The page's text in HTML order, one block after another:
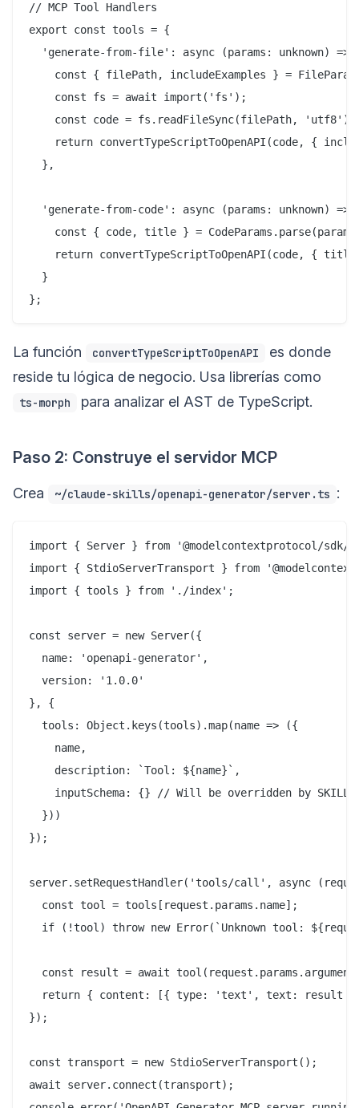
// MCP Tool Handlers
export const tools = {
'generate-from-file': async (params: unknown) =>
const { filePath, includeExamples } =
    const fs = await import('fs');
    const code = fs.readFileSync(filePath, 'utf8');
return convertTypeScriptToOpenAPI(code, {
  },
'generate-from-code': async (params: unknown) =>
const { code, title } =
return convertTypeScriptToOpenAPI(code, { title
  }
La función convertTypeScriptToOpenAPI
es donde
reside tu lógica de negocio. Usa librerías como
ts-morph para analizar el AST de TypeScript.
Paso 2: Construye el servidor MCP
Crea ~/claude-skills/openapi-generator/server.ts :
import { Server } from '@modelcontextprotocol/
import { StdioServerTransport } from
import { tools } from './index';
const server = new Server({
  name: 'openapi-generator',
  version: '1.0.0'
}, {
  tools: Object.keys(tools).map(name => ({
    name,
    description: `Tool: ${name}`,
inputSchema: {} // Will be overridden by
  }))
});
server.setRequestHandler('tools/call', async
  const tool = tools[request.params.name];
if (!tool) throw new Error(`Unknown tool:
const result = await
return { content: [{ type: 'text', text: result
});
const transport = new StdioServerTransport();
await server.connect(transport);